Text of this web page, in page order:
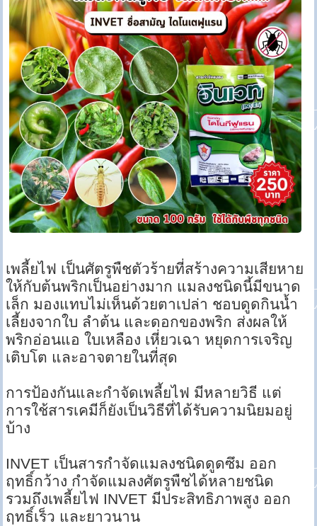
เพลี้ยไฟ เป็นศัตรูพืชตัวร้ายที่สร้างความเสียหาย
ให้กับต้นพริกเป็นอย่างมาก แมลงชนิดนี้มีขนาด
เล็ก มองแทบไม่เห็นด้วยตาเปล่า ชอบดูดกินน้ำ
เลี้ยงจากใบ ลำต้น และดอกของพริก ส่งผลให้
พริกอ่อนแอ ใบเหลือง เหี่ยวเฉา หยุดการเจริญ
เติบโต และอาจตายในที่สุด
การป้องกันและกำจัดเพลี้ยไฟ มีหลายวิธี แต่
การใช้สารเคมีก็ยังเป็นวิธีที่ได้รับความนิยมอยู่
บ้าง
INVET เป็นสารกำจัดแมลงชนิดดูดซึม ออก
ฤทธิ์กว้าง กำจัดแมลงศัตรูพืชได้หลายชนิด
รวมถึงเพลี้ยไฟ INVET มีประสิทธิภาพสูง ออก
ฤทธิ์เร็ว และยาวนาน